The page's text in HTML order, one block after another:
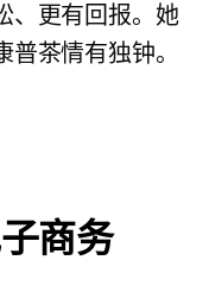
、更有回报。她
茶情有独钟。
商务